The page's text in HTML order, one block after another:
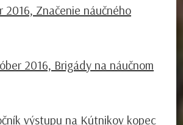
2016, Značenie náučného
2016, Brigády na náučnom
výstupu na Kútnikov kopec